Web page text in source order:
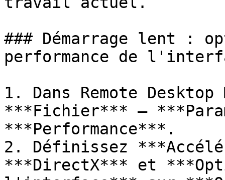
### Démarrage lent :
performance de
1. Dans Remote
***Fichier*** –
***Performance***.
2. Définissez
***DirectX*** et